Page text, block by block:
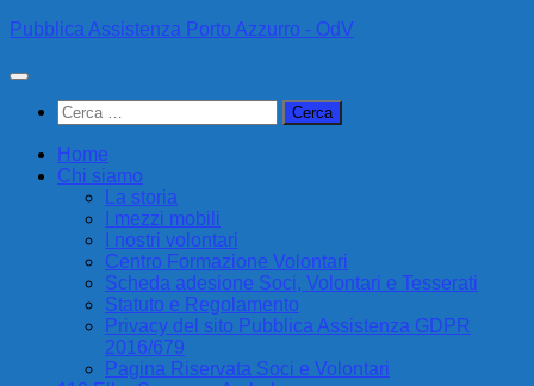
Sotto
contenuto
Pubblica Assistenza Porto Azzurro - OdV
Ricerca
per:
Home
Chi siamo
La storia
I mezzi mobili
I nostri volontari
Centro Formazione Volontari
Scheda adesione Soci, Volontari e Tesserati
Statuto e Regolamento
Privacy del sito Pubblica Assistenza GDPR
2016/679
Pagina Riservata Soci e Volontari